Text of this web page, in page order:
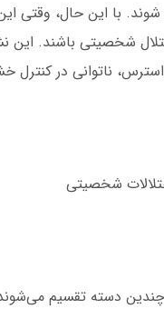
شوند. با این حال، وقتی
شخصیتی باشند. این
ناتوانی در کنترل
شخصیتی
دسته تقسیم